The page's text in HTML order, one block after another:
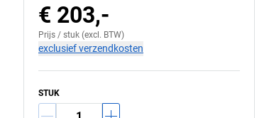
€ 203,-
Prijs / stuk (excl. BTW)
exclusief verzendkosten
STUK